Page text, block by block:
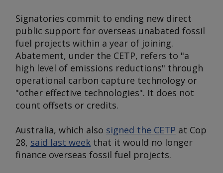
Signatories commit to ending new direct
public support for overseas unabated fossil
fuel projects within a year of joining.
Abatement, under the CETP, refers to "a
high level of emissions reductions" through
operational carbon capture technology or
"other effective technologies". It does not
count offsets or credits.
Australia, which also signed the CETP at Cop
28, said last week that it would no longer
finance overseas fossil fuel projects.